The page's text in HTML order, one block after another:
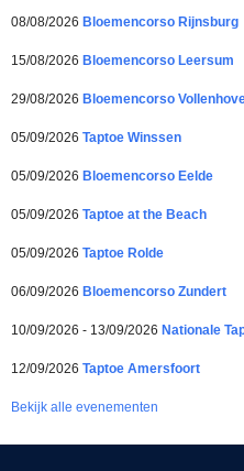
08/08/2026 Bloemencorso Rijnsburg
15/08/2026 Bloemencorso Leersum
29/08/2026 Bloemencorso
05/09/2026 Taptoe Winssen
05/09/2026 Bloemencorso Eelde
05/09/2026 Taptoe at the Beach
05/09/2026 Taptoe Rolde
06/09/2026 Bloemencorso Zundert
10/09/2026 - 13/09/2026 Nationale
12/09/2026 Taptoe Amersfoort
Bekijk alle evenementen